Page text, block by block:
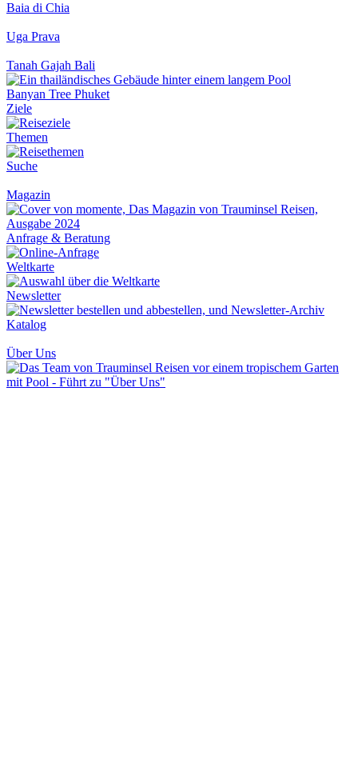
Baia di Chia
Uga Prava
Tanah Gajah Bali
Banyan Tree Phuket
Ziele
Themen
Suche
Magazin
Anfrage & Beratung
Weltkarte
Newsletter
Katalog
Über Uns